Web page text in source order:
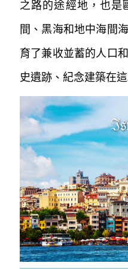
之路的途經地，也是
間、黑海和地中海間
育了兼收並蓄的人口
史遺跡、紀念建築在